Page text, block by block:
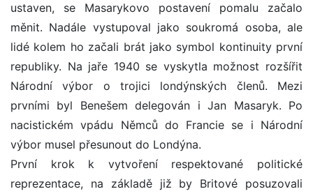
ustaven, se Masarykovo postavení pomalu začalo
měnit. Nadále vystupoval jako soukromá osoba, ale
lidé kolem ho začali brát jako symbol kontinuity první
republiky. Na jaře 1940 se vyskytla možnost rozšířit
Národní výbor o trojici londýnských členů. Mezi
prvními byl Benešem delegován i Jan Masaryk. Po
nacistickém vpádu Němců do Francie se i Národní
výbor musel přesunout do Londýna.
První krok k vytvoření respektované politické
reprezentace, na základě již by Britové posuzovali